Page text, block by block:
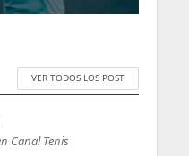
VER TODOS LOS POST
Canal Tenis